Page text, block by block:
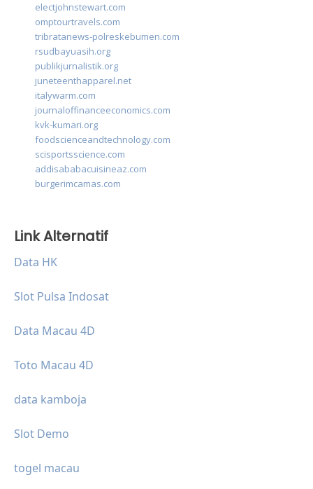
electjohnstewart.com
omptourtravels.com
tribratanews-polreskebumen.com
rsudbayuasih.org
publikjurnalistik.org
juneteenthapparel.net
italywarm.com
journaloffinanceeconomics.com
kvk-kumari.org
foodscienceandtechnology.com
scisportsscience.com
addisababacuisineaz.com
burgerimcamas.com
Link Alternatif
Data HK
Slot Pulsa Indosat
Data Macau 4D
Toto Macau 4D
data kamboja
Slot Demo
togel macau